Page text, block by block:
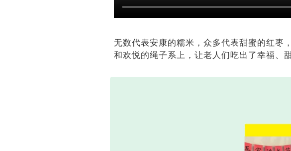
无数代表安康的糯米，众多代表甜蜜的红枣
和欢悦的绳子系上，让老人们吃出了幸福、